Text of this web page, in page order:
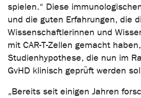
spielen.“ Diese
und die guten Erfahrungen, die
Wissenschaftlerinnen und
mit CAR-T-Zellen gemacht
Studienhypothese, die nun im
GvHD klinisch geprüft werden
„Bereits seit einigen Jahren